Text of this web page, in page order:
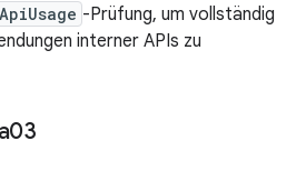
-Prüfung, um vollständig
interner APIs zu